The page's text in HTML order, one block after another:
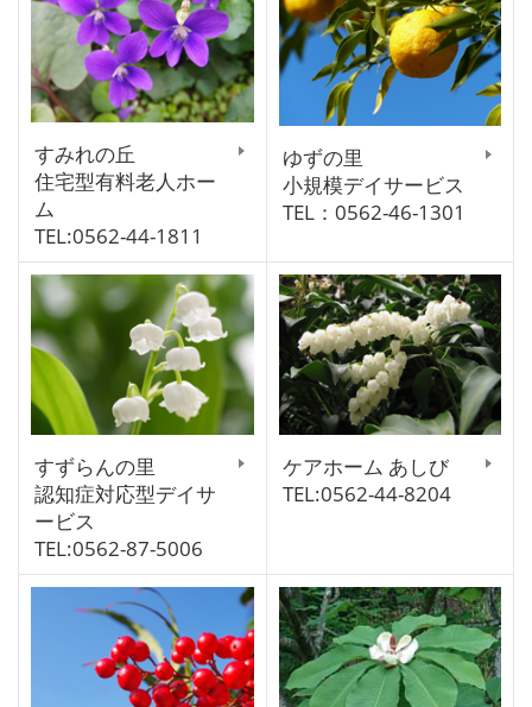
すみれの丘
住宅型有料老人ホー
ム
TEL:0562-44-1811
ゆずの里
小規模デイサービス
TEL：0562-46-1301
すずらんの里
認知症対応型デイサ
ービス
TEL:0562-87-5006
ケアホーム あしび
TEL:0562-44-8204